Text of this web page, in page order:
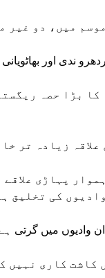
میں، دو غیر
ندی اور بھاٹویانی
کا بڑا حصہ
علاقہ زیادہ تر
پہاڑی
کی تخلیق
وادیوں میں گرتی
کاشت کاری نہیں